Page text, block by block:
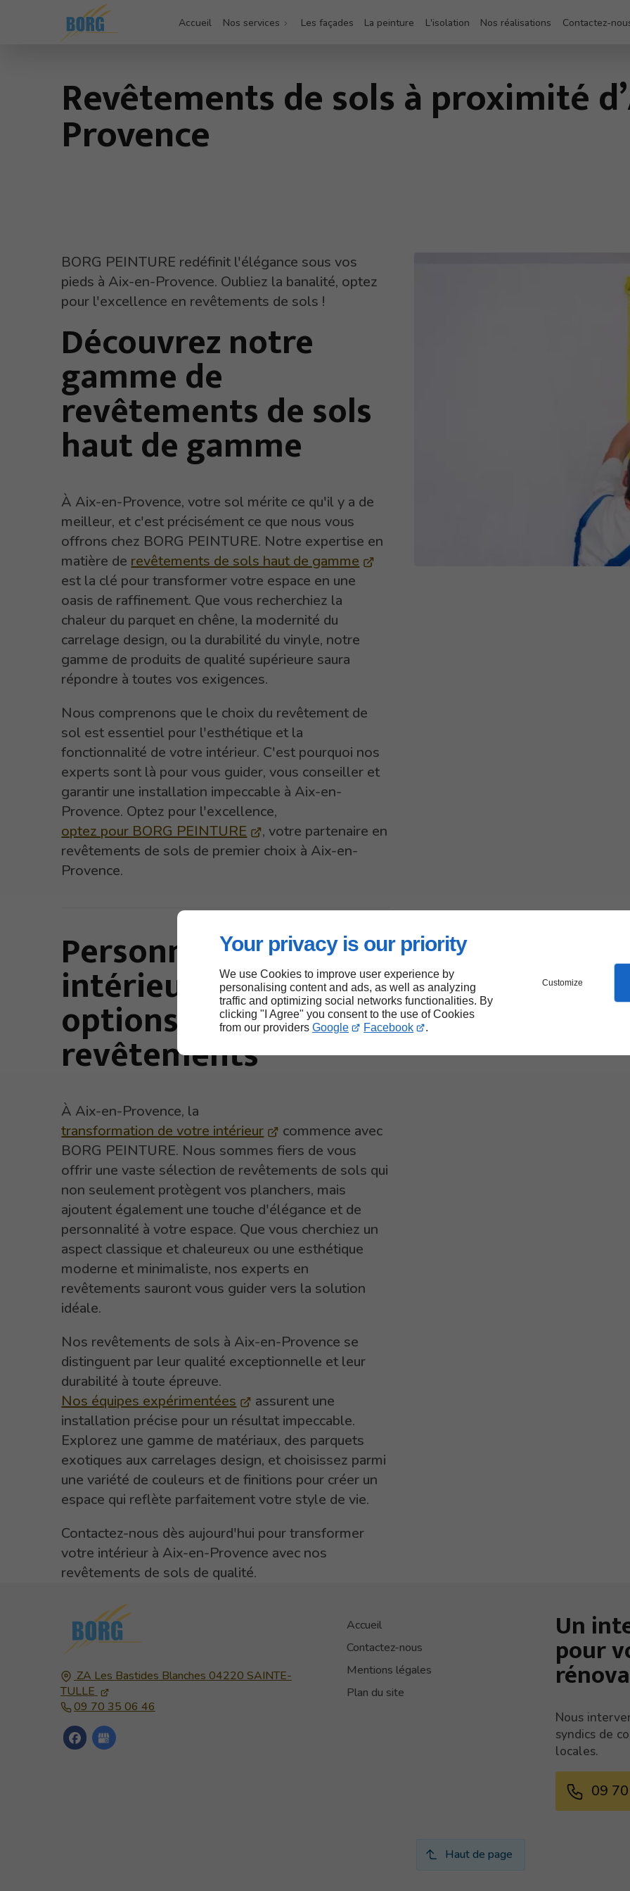
Your privacy is our priority
We use Cookies to improve user experience by
personalising content and ads, as well as analyzing
traffic and optimizing social networks functionalities. By
clicking "I Agree" you consent to the use of Cookies
from our providers Google Facebook .
Customize
Accueil Nos services Les façades La peinture L'isolation Nos réalisations Contactez-
Revêtements de sols à proximité
Provence
BORG PEINTURE redéfinit l'élégance sous vos
pieds à Aix-en-Provence. Oubliez la banalité, optez
pour l'excellence en revêtements de sols !
Découvrez notre
gamme de
revêtements de sols
haut de gamme
À Aix-en-Provence, votre sol mérite ce qu'il y a de
meilleur, et c'est précisément ce que nous vous
offrons chez BORG PEINTURE. Notre expertise en
matière de revêtements de sols haut de gamme
est la clé pour transformer votre espace en une
oasis de raffinement. Que vous recherchiez la
chaleur du parquet en chêne, la modernité du
carrelage design, ou la durabilité du vinyle, notre
gamme de produits de qualité supérieure saura
répondre à toutes vos exigences.
Nous comprenons que le choix du revêtement de
sol est essentiel pour l'esthétique et la
fonctionnalité de votre intérieur. C'est pourquoi nos
experts sont là pour vous guider, vous conseiller et
garantir une installation impeccable à Aix-en-
Provence. Optez pour l'excellence,
optez pour BORG PEINTURE
, votre partenaire en
revêtements de sols de premier choix à Aix-en-
Provence.
Personnalisez votre
intérieur avec nos
options de
revêtements
À Aix-en-Provence, la
transformation de votre intérieur
commence avec
BORG PEINTURE. Nous sommes fiers de vous
offrir une vaste sélection de revêtements de sols qui
non seulement protègent vos planchers, mais
ajoutent également une touche d'élégance et de
personnalité à votre espace. Que vous cherchiez un
aspect classique et chaleureux ou une esthétique
moderne et minimaliste, nos experts en
revêtements sauront vous guider vers la solution
idéale.
Nos revêtements de sols à Aix-en-Provence se
distinguent par leur qualité exceptionnelle et leur
durabilité à toute épreuve.
Nos équipes expérimentées
assurent une
installation précise pour un résultat impeccable.
Explorez une gamme de matériaux, des parquets
exotiques aux carrelages design, et choisissez parmi
une variété de couleurs et de finitions pour créer un
espace qui reflète parfaitement votre style de vie.
Contactez-nous dès aujourd'hui pour transformer
votre intérieur à Aix-en-Provence avec nos
revêtements de sols de qualité.
ZA Les Bastides Blanches04220SAINTE-
TULLE
09 70 35 06 46
Accueil
Contactez-nous
Mentions légales
Plan du site
Un
pour
Nous
syndics de
locales.
09
Haut de page